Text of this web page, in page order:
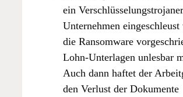
ein
Unternehmen
die Ransomware
Lohn-Unterlagen unlesbar
Auch dann haftet der
den Verlust der Dokumente